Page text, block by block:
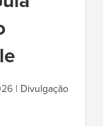
| Divulgação